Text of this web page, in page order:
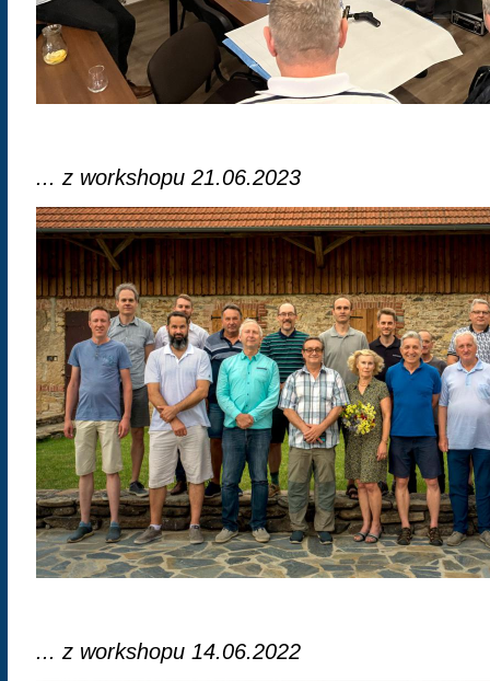
... z workshopu 21.06.2023
... z workshopu 14.06.2022